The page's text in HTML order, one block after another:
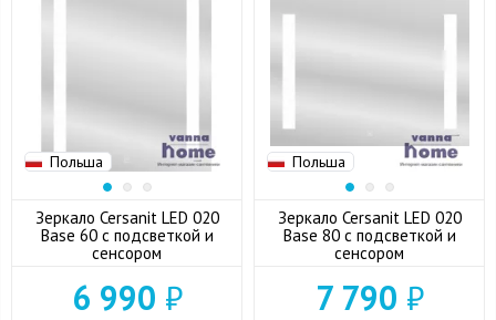
Польша
Зеркало Cersanit LED 020
Base 60 с подсветкой и
сенсором
6 990 ₽
Польша
Зеркало Cersanit LED 020
Base 80 с подсветкой и
сенсором
7 790 ₽